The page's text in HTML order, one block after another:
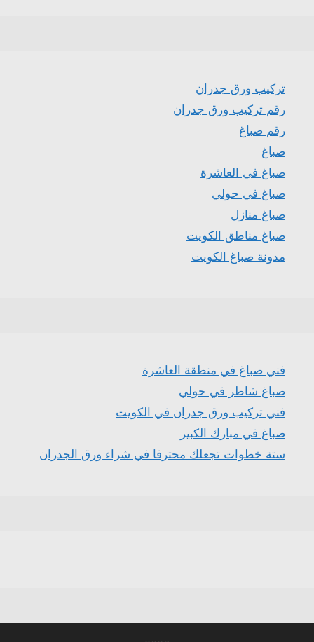
تركيب ورق جدران
رقم تركيب ورق جدران
رقم صباغ
صباغ
صباغ في العاشرة
صباغ في حولي
صباغ منازل
صباغ مناطق الكويت
مدونة صباغ الكويت
فني صباغ في منطقة العاشرة
صباغ شاطر في حولي
فني تركيب ورق جدران في الكويت
صباغ في مبارك الكبير
ستة خطوات تجعلك محترفا في شراء ورق الجدران